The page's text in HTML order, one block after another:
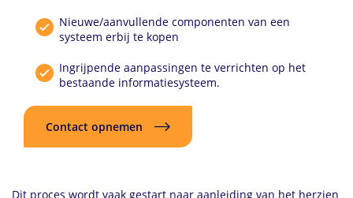
Nieuwe/aanvullende componenten van een
systeem erbij te kopen
Ingrijpende aanpassingen te verrichten op het
bestaande informatiesysteem.
Contact opnemen
Dit proces wordt vaak gestart naar aanleiding van het herzien